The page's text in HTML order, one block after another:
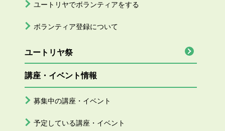
ユートリヤでボランティアをする
ボランティア登録について
ユートリヤ祭
講座・イベント情報
募集中の講座・イベント
予定している講座・イベント